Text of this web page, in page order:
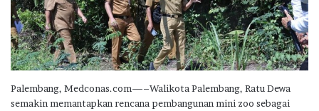
Palembang, Medconas.com—–Walikota Palembang, Ratu Dewa
semakin memantapkan rencana pembangunan mini zoo sebagai